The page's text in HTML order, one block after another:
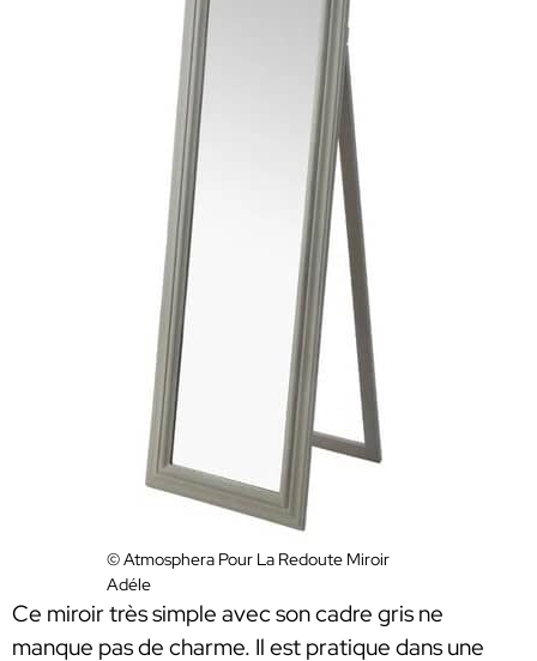
© Atmosphera Pour La Redoute Miroir
Adéle
Ce miroir très simple avec son cadre gris ne
manque pas de charme. Il est pratique dans une